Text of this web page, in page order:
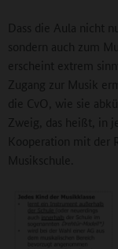
Dass die Aula nicht
sondern auch zum
erscheint extrem
Zugang zur Musik
die CvO, wie sie
Zweig, das heißt, in
Kooperation mit der
Musikschule.